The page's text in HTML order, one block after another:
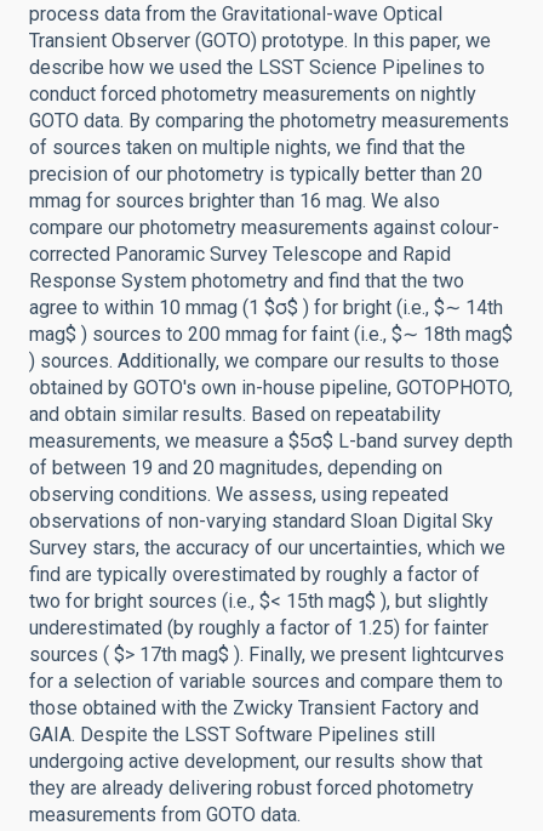
process data from the Gravitational-wave Optical
Transient Observer (GOTO) prototype. In this paper, we
describe how we used the LSST Science Pipelines to
conduct forced photometry measurements on nightly
GOTO data. By comparing the photometry measurements
of sources taken on multiple nights, we find that the
precision of our photometry is typically better than 20
mmag for sources brighter than 16 mag. We also
compare our photometry measurements against colour-
corrected Panoramic Survey Telescope and Rapid
Response System photometry and find that the two
agree to within 10 mmag (1 $σ$ ) for bright (i.e., $∼ 14th
mag$ ) sources to 200 mmag for faint (i.e., $∼ 18th mag$
) sources. Additionally, we compare our results to those
obtained by GOTO's own in-house pipeline, GOTOPHOTO,
and obtain similar results. Based on repeatability
measurements, we measure a $5σ$ L-band survey depth
of between 19 and 20 magnitudes, depending on
observing conditions. We assess, using repeated
observations of non-varying standard Sloan Digital Sky
Survey stars, the accuracy of our uncertainties, which we
find are typically overestimated by roughly a factor of
two for bright sources (i.e., $< 15th mag$ ), but slightly
underestimated (by roughly a factor of 1.25) for fainter
sources ( $> 17th mag$ ). Finally, we present lightcurves
for a selection of variable sources and compare them to
those obtained with the Zwicky Transient Factory and
GAIA. Despite the LSST Software Pipelines still
undergoing active development, our results show that
they are already delivering robust forced photometry
measurements from GOTO data.